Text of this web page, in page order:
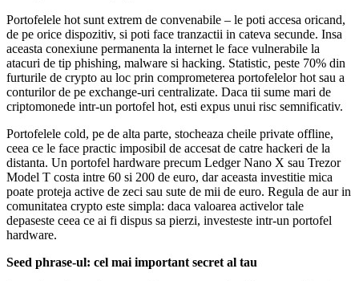
Portofelele hot sunt extrem de convenabile – le poti accesa oricand,
de pe orice dispozitiv, si poti face tranzactii in cateva secunde. Insa
aceasta conexiune permanenta la internet le face vulnerabile la
atacuri de tip phishing, malware si hacking. Statistic, peste 70% din
furturile de crypto au loc prin comprometerea portofelelor hot sau a
conturilor de pe exchange-uri centralizate. Daca tii sume mari de
criptomonede intr-un portofel hot, esti expus unui risc semnificativ.
Portofelele cold, pe de alta parte, stocheaza cheile private offline,
ceea ce le face practic imposibil de accesat de catre hackeri de la
distanta. Un portofel hardware precum Ledger Nano X sau Trezor
Model T costa intre 60 si 200 de euro, dar aceasta investitie mica
poate proteja active de zeci sau sute de mii de euro. Regula de aur in
comunitatea crypto este simpla: daca valoarea activelor tale
depaseste ceea ce ai fi dispus sa pierzi, investeste intr-un portofel
hardware.
Seed phrase-ul: cel mai important secret al tau